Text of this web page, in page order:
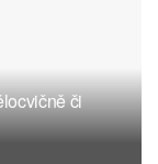
či